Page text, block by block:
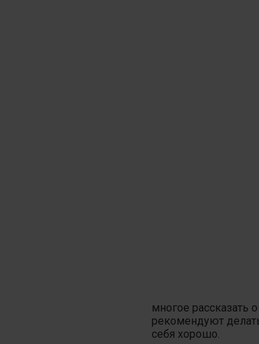
многое рассказать
рекомендуют
себя хорошо.